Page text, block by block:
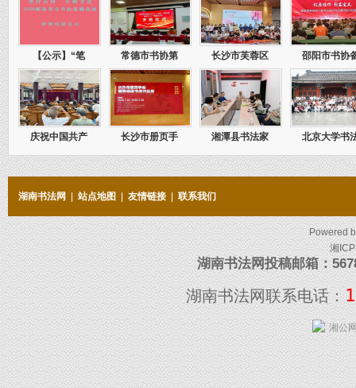
【公示】“笔 常德市书协第 长沙市芙蓉区 邵阳市书协
庆祝中国共产 长沙市册页手 湘潭县书法家 北京大学书
湖南书法网 | 站点地图 | 友情链接 | 联系我们
Powered
湘
湖南书法网投稿邮箱：
湖南书法网联系电话：
湘公